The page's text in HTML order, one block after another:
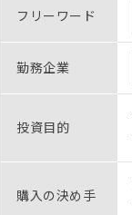
フリーワード
勤務企業
投資目的
購入の決め手